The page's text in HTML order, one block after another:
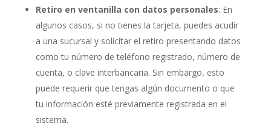
Retiro en ventanilla con datos personales: En
algunos casos, si no tienes la tarjeta, puedes acudir
a una sucursal y solicitar el retiro presentando datos
como tu número de teléfono registrado, número de
cuenta, o clave interbancaria. Sin embargo, esto
puede requerir que tengas algún documento o que
tu información esté previamente registrada en el
sistema.